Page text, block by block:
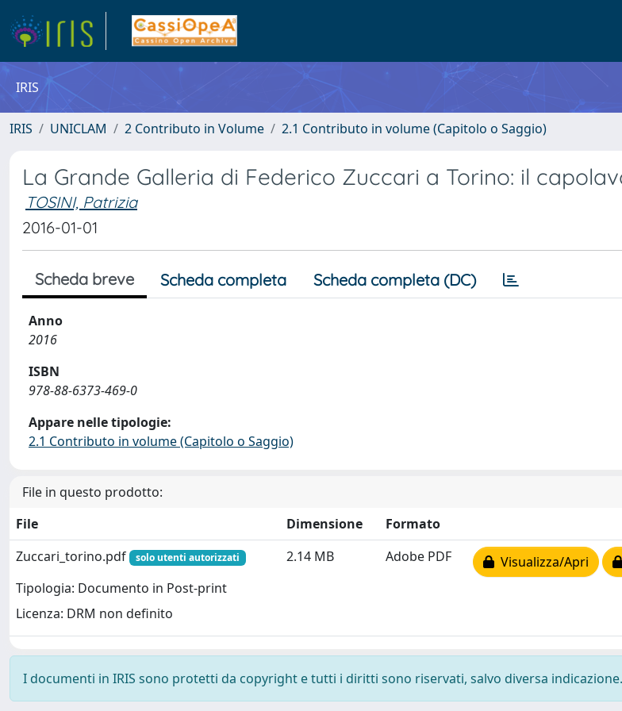
IRIS
IRIS UNICLAM 2 Contributo in Volume 2.1 Contributo in volume (Capitolo o Saggio)
La Grande Galleria di Federico Zuccari a Torino: il
TOSINI, Patrizia
2016-01-01
Scheda breve Scheda completa Scheda completa (DC)
Anno
2016
ISBN
978-88-6373-469-0
Appare nelle tipologie:
2.1 Contributo in volume (Capitolo o Saggio)
File in questo prodotto:
File
Dimensione
Formato
Zuccari_torino.pdf
solo utenti autorizzati
Tipologia: Documento in Post-print
Licenza: DRM non definito
2.14 MB Adobe PDF Visualizza/Apri
I documenti in IRIS sono protetti da copyright e tutti i diritti sono riservati, salvo diversa indicazione.